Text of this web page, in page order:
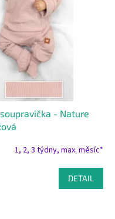
- Nature
1, 2, 3 týdny, max. měsíc*
DETAIL